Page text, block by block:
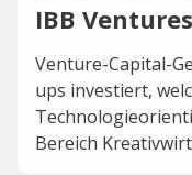
IBB Ventures
Venture-Capital-
ups investiert,
Bereich